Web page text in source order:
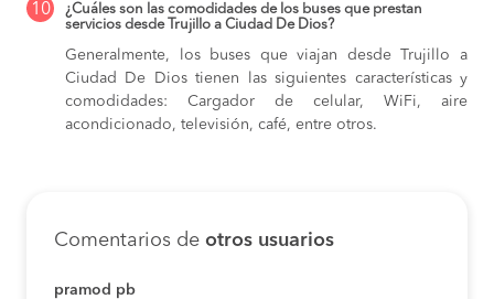
10
¿Cuáles son las comodidades de los buses que prestan
servicios desde Trujillo a Ciudad De Dios?
Generalmente, los buses que viajan desde Trujillo a
Ciudad De Dios tienen las siguientes características y
comodidades: Cargador de celular, WiFi, aire
acondicionado, televisión, café, entre otros.
Comentarios de otros usuarios
pramod pb